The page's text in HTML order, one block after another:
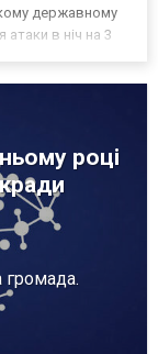
державному
атаки в ніч на 3
році
громада.